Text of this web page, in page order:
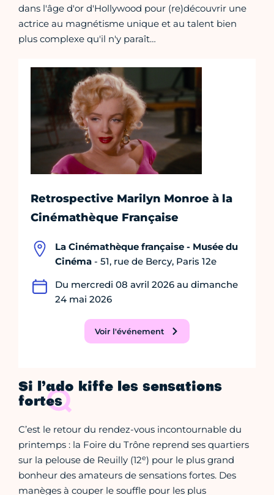
dans l'âge d'or d'Hollywood pour (re)découvrir une
actrice au magnétisme unique et au talent bien
plus complexe qu'il n'y paraît…
Retrospective Marilyn Monroe à la
Cinémathèque Française
La Cinémathèque française - Musée du
Cinéma - 51, rue de Bercy, Paris 12e
Du mercredi 08 avril 2026 au dimanche
24 mai 2026
Voir l'événement
Si l’ado kiffe les sensations
fortes
C’est le retour du rendez-vous incontournable du
printemps : la Foire du Trône reprend ses quartiers
sur la pelouse de Reuilly (12e) pour le plus grand
bonheur des amateurs de sensations fortes. Des
manèges à couper le souffle pour les plus